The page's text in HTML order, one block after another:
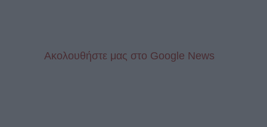
Aκολουθήστε μας στo Google News